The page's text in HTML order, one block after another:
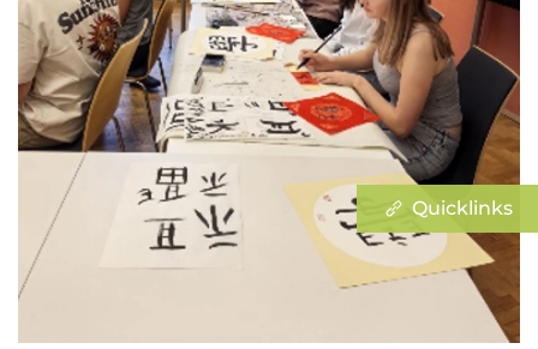
Quicklinks